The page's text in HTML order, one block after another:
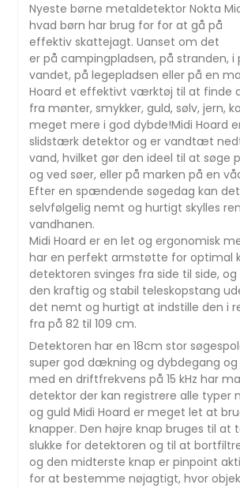
Nyeste børne metaldetektor Nokta
hvad børn har brug for for at gå på
effektiv skattejagt. Uanset om det
er på campingpladsen, på stranden, i
vandet, på legepladsen eller på en
Hoard et effektivt værktøj til at finde
fra mønter, smykker, guld, sølv, jern,
meget mere i god dybde!Midi Hoard
slidstærk detektor og er vandtæt
vand, hvilket gør den ideel til at søge
og ved søer, eller på marken på en
Efter en spændende søgedag kan
selvfølgelig nemt og hurtigt skylles
vandhanen.
Midi Hoard er en let og ergonomisk
har en perfekt armstøtte for optimal
detektoren svinges fra side til side, og
den kraftig og stabil teleskopstang
det nemt og hurtigt at indstille den i
fra på 82 til 109 cm.
Detektoren har en 18cm stor
super god dækning og dybdegang
med en driftfrekvens på 15 kHz har
detektor der kan registrere alle typer
og guld Midi Hoard er meget let at
knapper. Den højre knap bruges til
slukke for detektoren og til at
og den midterste knap er pinpoint
for at bestemme nøjagtigt, hvor